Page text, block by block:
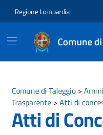
Regione Lombardia
Comune
Comune di Taleggio >
Trasparente > Atti di
Atti di